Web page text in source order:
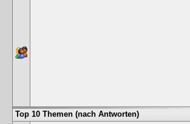
Top 10 Themen (nach Antworten)